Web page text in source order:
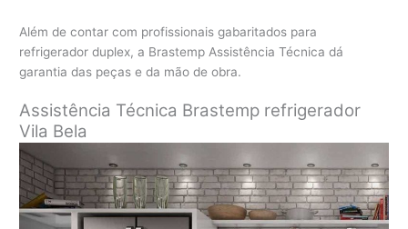
Além de contar com profissionais gabaritados para
refrigerador duplex, a Brastemp Assistência Técnica dá
garantia das peças e da mão de obra.
Assistência Técnica Brastemp refrigerador
Vila Bela